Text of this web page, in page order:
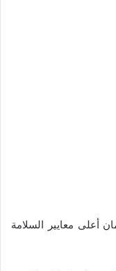
أعلى معايير السلامة